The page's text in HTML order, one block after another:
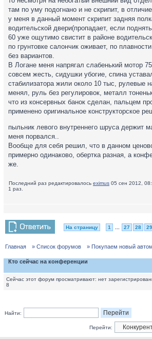
там по уму подогнано и не скрипит, в
у меня в данный момент скрипит задняя
водительской двери(пропадает, если
60 уже ощутимо свистит в районе
по грунтовке салончик оживает, по
без вариантов.
В Логане меня напрягал слабенький мотор
совсем жесть, сидушки убогие, спина
стабилизатора жили около 10 тыс, рулевые
менял, руль без регулировок, металл
что из консервных банок сделан, пальцем
применено оригинальное конструкторское
пыльник левого внутреннего шруса держит
меня порвался..
Вообще для себя решил, что в данном
примерно одинаково, обертка разная, а
же.
Последний раз редактировалось eximus 05 сен 2012,
1 раз.
На страницу 1 27 28 29
Главная » Список форумов » Покупаем новый
Кто сейчас на конференции
Сейчас этот форум просматривают: нет
8
Найти:
Перейти: